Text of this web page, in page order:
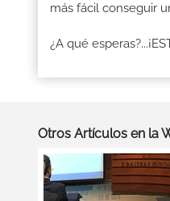
más fácil conseguir
¿A qué
Otros Artículos en la